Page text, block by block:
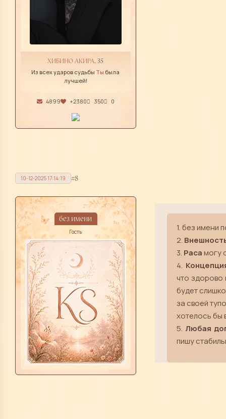
ХИБИНО АКИРА, 35
Из всех ударов судьбы Ты была
лучшей!
4899 +2380 350 0
8
10-12-2025 17:14:19
без имени
Гость
1. без имени
2.
3. Расамогу
4.
что здорово
будет
за своей
хотелось бы
5. Любая
пишу